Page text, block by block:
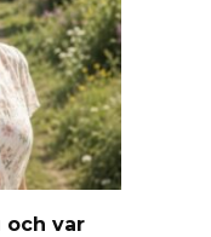
och var